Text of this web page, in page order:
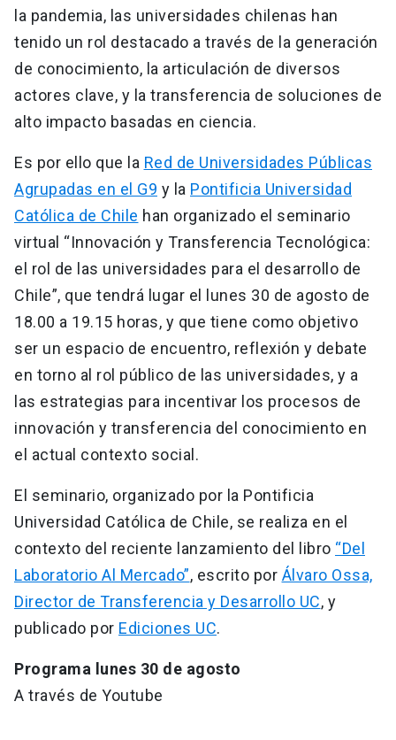
la pandemia, las universidades chilenas han
tenido un rol destacado a través de la generación
de conocimiento, la articulación de diversos
actores clave, y la transferencia de soluciones de
alto impacto basadas en ciencia.
Es por ello que la Red de Universidades Públicas
Agrupadas en el G9 y la Pontificia Universidad
Católica de Chile han organizado el seminario
virtual “Innovación y Transferencia Tecnológica:
el rol de las universidades para el desarrollo de
Chile”, que tendrá lugar el lunes 30 de agosto de
18.00 a 19.15 horas, y que tiene como objetivo
ser un espacio de encuentro, reflexión y debate
en torno al rol público de las universidades, y a
las estrategias para incentivar los procesos de
innovación y transferencia del conocimiento en
el actual contexto social.
El seminario, organizado por la Pontificia
Universidad Católica de Chile, se realiza en el
contexto del reciente lanzamiento del libro “Del
Laboratorio Al Mercado”, escrito por Álvaro Ossa,
Director de Transferencia y Desarrollo UC, y
publicado por Ediciones UC.
Programa lunes 30 de agosto
A través de Youtube